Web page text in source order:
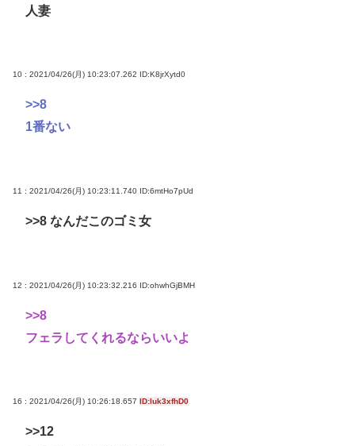
人妻
10 : 2021/04/26(月) 10:23:07.262 ID:K8jrXytd0
>>8
1番ない
11 : 2021/04/26(月) 10:23:11.740 ID:6mtHo7pUd
>>8 なんだこのゴミ女
12 : 2021/04/26(月) 10:23:32.216 ID:ohwhGjBMH
>>8
フェラしてくれるならいいよ
16 : 2021/04/26(月) 10:26:18.657 ID:luk3xfhD0
>>12